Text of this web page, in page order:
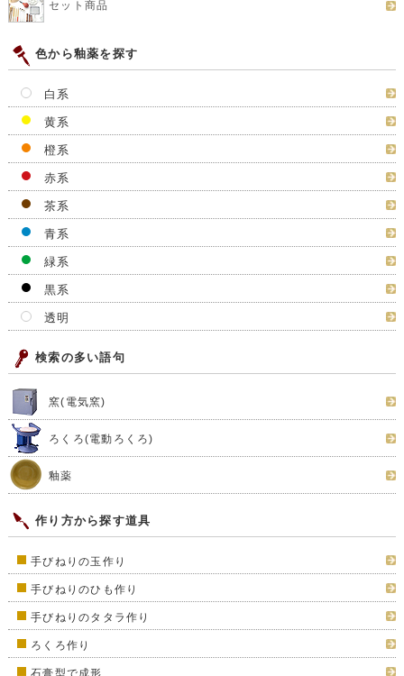
セット商品
色から釉薬を探す
白系
黄系
橙系
赤系
茶系
青系
緑系
黒系
透明
検索の多い語句
窯(電気窯)
ろくろ(電動ろくろ)
釉薬
作り方から探す道具
手びねりの玉作り
手びねりのひも作り
手びねりのタタラ作り
ろくろ作り
石膏型で成形